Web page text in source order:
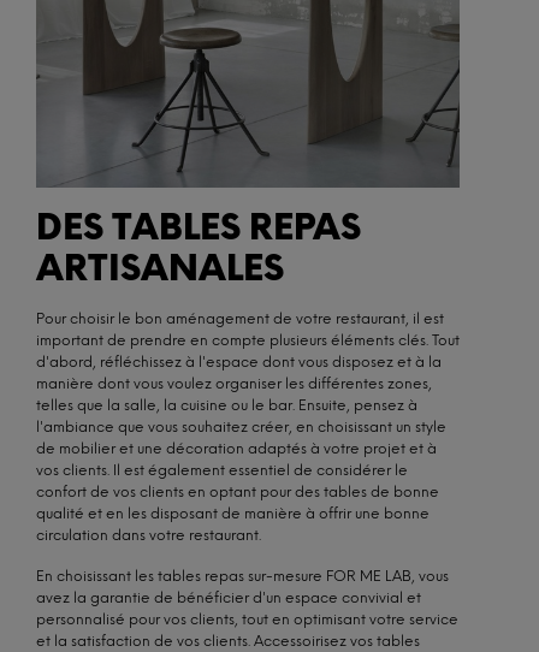
DES TABLES REPAS
ARTISANALES
Pour choisir le bon aménagement de votre restaurant, il est
important de prendre en compte plusieurs éléments clés. Tout
d'abord, réfléchissez à l'espace dont vous disposez et à la
manière dont vous voulez organiser les différentes zones,
telles que la salle, la cuisine ou le bar. Ensuite, pensez à
l'ambiance que vous souhaitez créer, en choisissant un style
de mobilier et une décoration adaptés à votre projet et à
vos clients. Il est également essentiel de considérer le
confort de vos clients en optant pour des tables de bonne
qualité et en les disposant de manière à offrir une bonne
circulation dans votre restaurant.
En choisissant les tables repas sur-mesure FOR ME LAB, vous
avez la garantie de bénéficier d'un espace convivial et
personnalisé pour vos clients, tout en optimisant votre service
et la satisfaction de vos clients. Accessoirisez vos tables